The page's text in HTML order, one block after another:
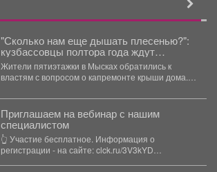
"Сколько нам еще дышать плесенью?":
кузбассовцы полтора года ждут
ремонта крыши
Жители пятиэтажки в Мысках обратились к
властям с вопросом о капремонте крыши дома.
Приглашаем на вебинар с нашим
специалистом
👆 Участие бесплатное. Информация о
регистрации - на сайте: clck.ru/3V3kYD